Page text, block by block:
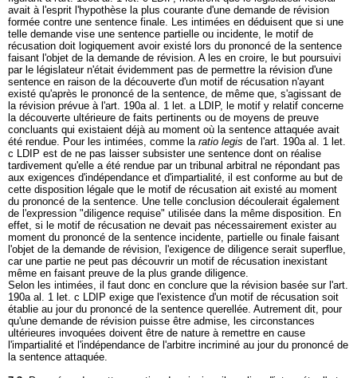
avait à l'esprit l'hypothèse la plus courante d'une demande de révision
formée contre une sentence finale. Les intimées en déduisent que si une
telle demande vise une sentence partielle ou incidente, le motif de
récusation doit logiquement avoir existé lors du prononcé de la sentence
faisant l'objet de la demande de révision. A les en croire, le but poursuivi
par le législateur n'était évidemment pas de permettre la révision d'une
sentence en raison de la découverte d'un motif de récusation n'ayant
existé qu'après le prononcé de la sentence, de même que, s'agissant de
la révision prévue à l'art. 190a al. 1 let. a LDIP, le motif y relatif concerne
la découverte ultérieure de faits pertinents ou de moyens de preuve
concluants qui existaient déjà au moment où la sentence attaquée avait
été rendue. Pour les intimées, comme la ratio legis de l'art. 190a al. 1 let.
c LDIP est de ne pas laisser subsister une sentence dont on réalise
tardivement qu'elle a été rendue par un tribunal arbitral ne répondant pas
aux exigences d'indépendance et d'impartialité, il est conforme au but de
cette disposition légale que le motif de récusation ait existé au moment
du prononcé de la sentence. Une telle conclusion découlerait également
de l'expression "diligence requise" utilisée dans la même disposition. En
effet, si le motif de récusation ne devait pas nécessairement exister au
moment du prononcé de la sentence incidente, partielle ou finale faisant
l'objet de la demande de révision, l'exigence de diligence serait superflue,
car une partie ne peut pas découvrir un motif de récusation inexistant
même en faisant preuve de la plus grande diligence.
Selon les intimées, il faut donc en conclure que la révision basée sur l'art.
190a al. 1 let. c LDIP exige que l'existence d'un motif de récusation soit
établie au jour du prononcé de la sentence querellée. Autrement dit, pour
qu'une demande de révision puisse être admise, les circonstances
ultérieures invoquées doivent être de nature à remettre en cause
l'impartialité et l'indépendance de l'arbitre incriminé au jour du prononcé de
la sentence attaquée.